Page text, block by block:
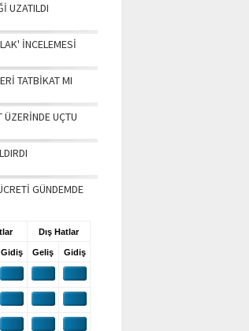
UZATILDI
İNCELEMESİ
TATBİKAT MI
ÜZERİNDE UÇTU
GÜNDEMDE
Dış Hatlar
Gidiş Geliş Gidiş